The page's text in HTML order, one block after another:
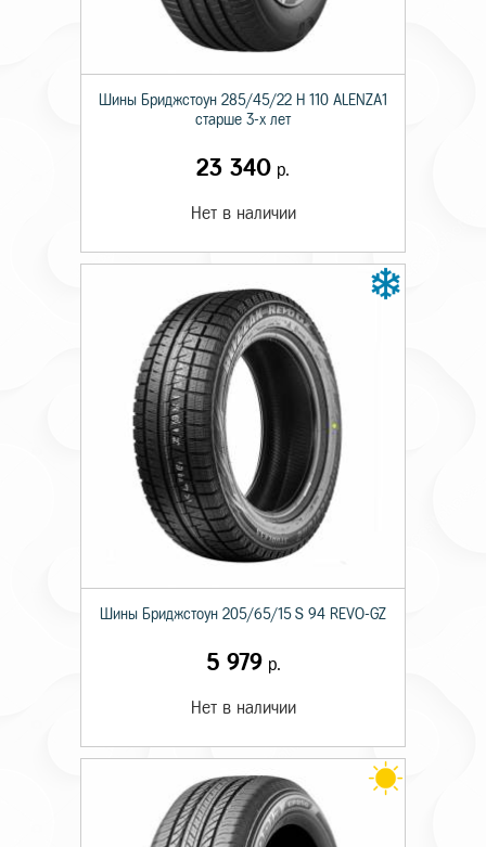
Шины Бриджстоун 285/45/22 H 110 ALENZA1
старше 3-х лет
23 340 р.
Нет в наличии
Шины Бриджстоун 205/65/15 S 94 REVO-GZ
5 979р.
Нет в наличии